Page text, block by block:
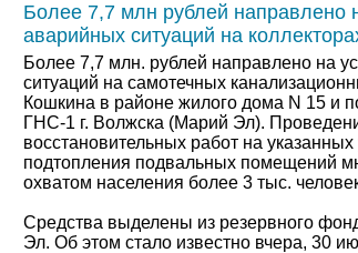
Более 7,7 млн рублей направлено
аварийных ситуаций на
Более 7,7 млн. рублей направлено на
ситуаций на самотечных
Кошкина в районе жилого дома N 15 и
ГНС-1 г. Волжска (Марий Эл).
восстановительных работ на
подтопления подвальных помещений
охватом населения более 3 тыс.
Средства выделены из резервного
Эл. Об этом стало известно вчера, 30